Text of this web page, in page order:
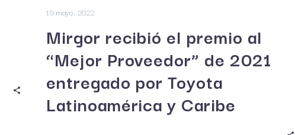
19 mayo, 2022
Mirgor recibió el premio al
“Mejor Proveedor” de 2021
entregado por Toyota
Latinoamérica y Caribe